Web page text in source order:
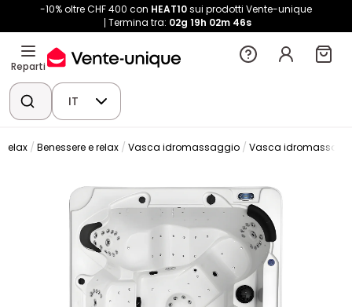
-10% oltre CHF 400 con HEAT10sui prodotti Vente-unique
Termina tra: 02g 19h 02m 46s
Reparti
IT
relax Benessere e relax Vasca idromassaggio Vasca